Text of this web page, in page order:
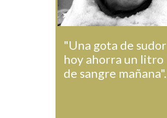
"Una gota de sudor
hoy ahorra un litro
de sangre mañana".